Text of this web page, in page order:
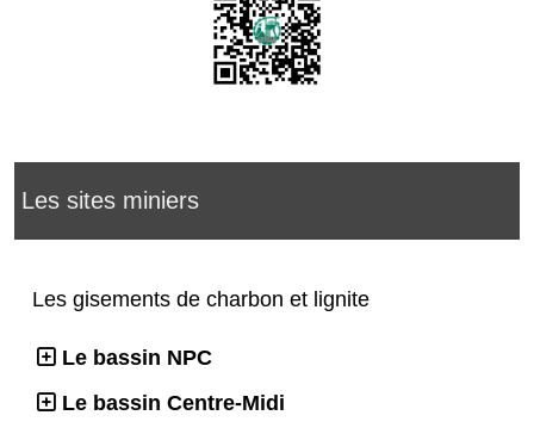
Les sites miniers
Les gisements de charbon et lignite
Le bassin NPC
Le bassin Centre-Midi